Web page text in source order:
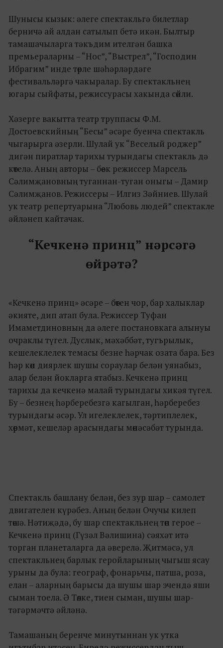
Шунысы кызык: әлеге спектакльгә билетлар
берничә ай алдан сатылып бетә икән. Былтыр
тамашачыларга тәкъдим ителгән башка
премьераларны – “Нос”, “Выстрел”, “Господин
Ибрагим” инде төрле шәһәрләрдәге
фестивальләргә чакыралар. Бу спектакльнең
югары сыйфаты, режиссурасы хакында сөйли.
Хәзерге вакытта театр труппасы Ф.М.
Достоевскийның “Бесы” әсәре буенча спектакль
чыгарырга әзерли. Шулай ук “Веселый роджер”
дигән пиратлар тарихы турындагы спектакль дә
көтелә. Аның авторы – бөек режиссер Марсель
Сәлимҗановның туганнан-туган оныгы – Дамир
Сәлимҗанов. Режиссеры – Илгиз Зәйниев. Шулай
ук театр репертуарына “Любовь людей” спектакле
әйләнеп кайтачак.
“Кечкенә принц” нәрсәгә
өйрәтә?
«Кечкенә принц» әсәре – бөтен чор, бар халыклар
әкияте, дип атап була. Режиссер Туфан
Имаметдиновның да әлеге постановкага алынуы
очраклы түгел. Дуслык, мәхәббәт, тугърылык,
кешелеклелек темасы безне һәрчак озата бара. Без
һәр көн диярлек шушы сораулар белән уянабыз,
алар белән йокларга ятабыз. Кечкенә принц
тарихы да кечкенә малай турындагы хикәя түгел.
Бу – безнең һәрберебезгә кагылган, һәрберебез
турындагы әсәр. Ул игелеклелек, тәртиплелек,
хөрмәт, кешеләр арасындагы мөнәсәбәт турында.
Спектакль башлану белән, без зур шар – самолет
двигателен күрәбез. Аның белән Очучы килеп
төшә. Нәтиҗәдә, бу шар спектакльнең төп герое –
Кечкенә принц (Гүзәл Вәлишина) сәяхәт итә
торган планеталарга да әверелә. Җитмәсә, ул
спектакльнең барлык геройларының чыгыш ясау
урыны да була: географ, фонарьчы, патша, роза,
елан – аларның барысы да шушы шар эчендә яши
сыман тоела. Ә Төлке, тиен сыман, шушы шар-
тәгәрмәчтә әйләнә.
Тамашаның беренче минутыннан ук утка